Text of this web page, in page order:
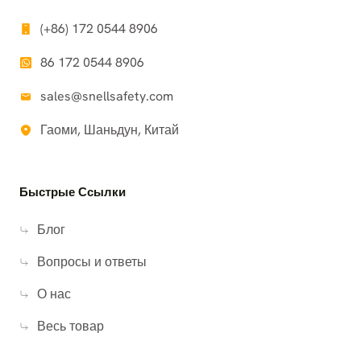
(+86) 172 0544 8906
86 172 0544 8906
sales@snellsafety.com
Гаоми, Шаньдун, Китай
Быстрые Ссылки
Блог
Вопросы и ответы
О нас
Весь товар